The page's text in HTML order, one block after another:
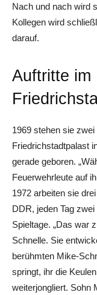
Nach und nach wird
Kollegen wird
darauf.
Auftritte im
1969 stehen sie
Friedrichstadtpalast
gerade geboren.
Feuerwehrleute auf
1972 arbeiten sie
DDR, jeden Tag
Spieltage. „Das war
Schnelle. Sie
berühmten Mike-
springt, ihr die
weiterjongliert. Sohn